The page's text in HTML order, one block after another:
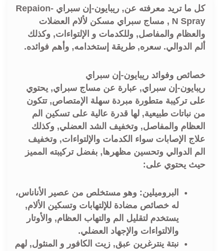
كل ما تريد معرفته عن, ريبايون-إن سبراي Repaion-
N Spray , مساج سبراي مسكن لألام العضلات
والعظام والمفاصل, وللكدمات و الإلتواءات, وكذلك
ألم الدوالي. سعره, طريقة إستخدامه, وأهم فوائده.
خصائص وفوائد ريبايون-إن سبراي
ريبايون-إن سبراي, عبارة عن مساج سبراي, يحتوي
على تركيبة متطورة مبردة سهلة الإمتصاص, تتكون
من نباتات طبيعية, لها قدرة عالية على تسكين الم
العظام والمفاصل, وتخفيف الشد العضلي, وكذلك
علاج الإصابات سواء الكدمات والإلتواءات, وتخفيف
الم الدوالي وتحسين مظهرها, بفضل تركيبته المميز
حيث يحتوي على:
البروميلين: وهو مستخلص من عصير الأناناس،
له خصائص مضادة للإلتهابات وتسكين الألام,
يستخدم لتقليل الم والتهاب العظام, والأوتار
والالتواءات والإجهاد العضلي.
نبتة ينترغرين عبق, زيت الكافور و المنثول, لهم